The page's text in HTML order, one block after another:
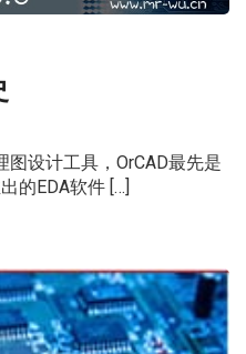
图设计工具，OrCAD最先是
的EDA软件 […]